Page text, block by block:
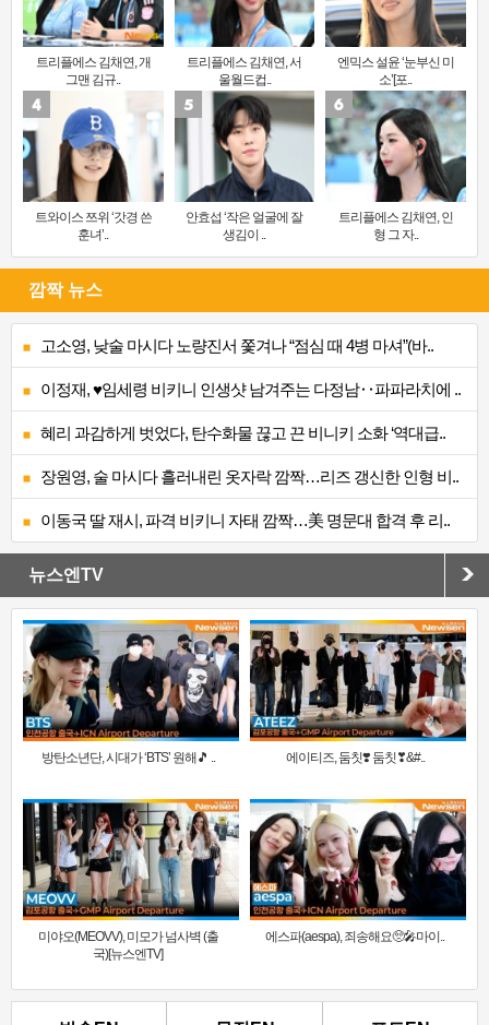
트리플에스 김채연, 개
그맨 김규..
트리플에스 김채연, 서
울월드컵..
엔믹스 설윤 ‘눈부신 미
소’[포..
트와이스 쯔위 ‘갓경 쓴
훈녀’..
안효섭 ‘작은 얼굴에 잘
생김이 ..
트리플에스 김채연, 인
형 그 자..
깜짝 뉴스
고소영, 낮술 마시다 노량진서 쫓겨나 “점심 때 4병 마셔”(바..
이정재, ♥임세령 비키니 인생샷 남겨주는 다정남‥파파라치에 ..
혜리 과감하게 벗었다, 탄수화물 끊고 끈 비니키 소화 ‘역대급..
장원영, 술 마시다 흘러내린 옷자락 깜짝…리즈 갱신한 인형 비..
이동국 딸 재시, 파격 비키니 자태 깜짝…美 명문대 합격 후 리..
뉴스엔TV
방탄소년단, 시대가 ‘BTS’ 원해🎵 .. 에이티즈, 둠칫❣️ 둠칫❣&#..
미야오(MEOVV), 미모가 넘사벽 (출
국)[뉴스엔TV]
에스파(aespa), 죄송해요🥺🎤마이..